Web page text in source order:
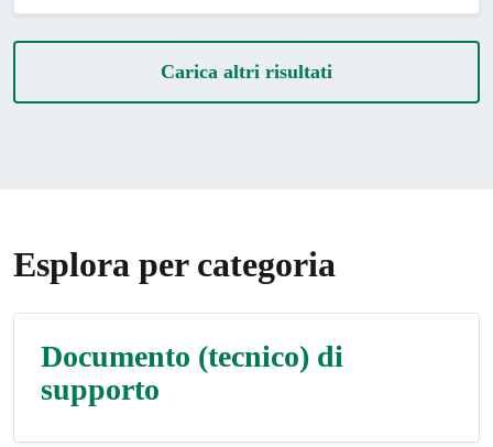
Carica altri risultati
Esplora per categoria
Documento (tecnico) di
supporto